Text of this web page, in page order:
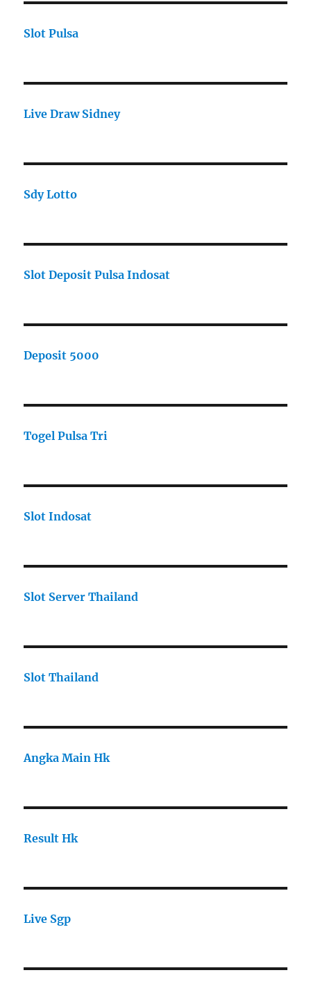
Slot Pulsa
Live Draw Sidney
Sdy Lotto
Slot Deposit Pulsa Indosat
Deposit 5000
Togel Pulsa Tri
Slot Indosat
Slot Server Thailand
Slot Thailand
Angka Main Hk
Result Hk
Live Sgp